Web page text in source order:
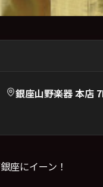
銀座山野楽器 本
座にイーン！